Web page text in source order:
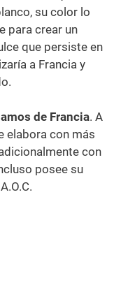
su color lo
para crear un
que persiste en
a Francia y
de Francia. A
elabora con más
con
posee su